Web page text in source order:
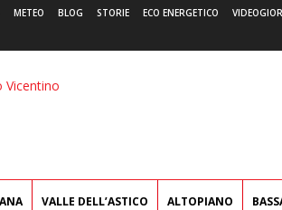
METEO BLOG STORIE ECO ENERGETICO
L'Eco
VALLE DELL’ASTICO ALTOPIANO